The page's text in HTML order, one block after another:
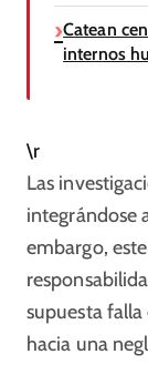
Catean
internos
\r
Las
integrándose
embargo,
supuesta
hacia una